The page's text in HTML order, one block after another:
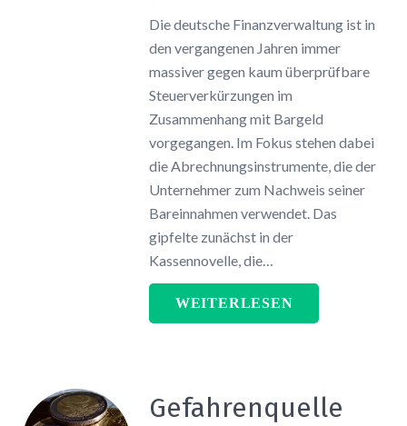
Die deutsche Finanzverwaltung ist in
den vergangenen Jahren immer
massiver gegen kaum überprüfbare
Steuerverkürzungen im
Zusammenhang mit Bargeld
vorgegangen. Im Fokus stehen dabei
die Abrechnungsinstrumente, die der
Unternehmer zum Nachweis seiner
Bareinnahmen verwendet. Das
gipfelte zunächst in der
Kassennovelle, die…
WEITERLESEN
Gefahrenquelle